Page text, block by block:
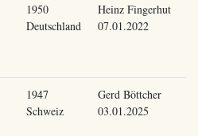
1950
Deutschland
Heinz Fingerhut
07.01.2022
1947
Schweiz
Gerd Böttcher
03.01.2025